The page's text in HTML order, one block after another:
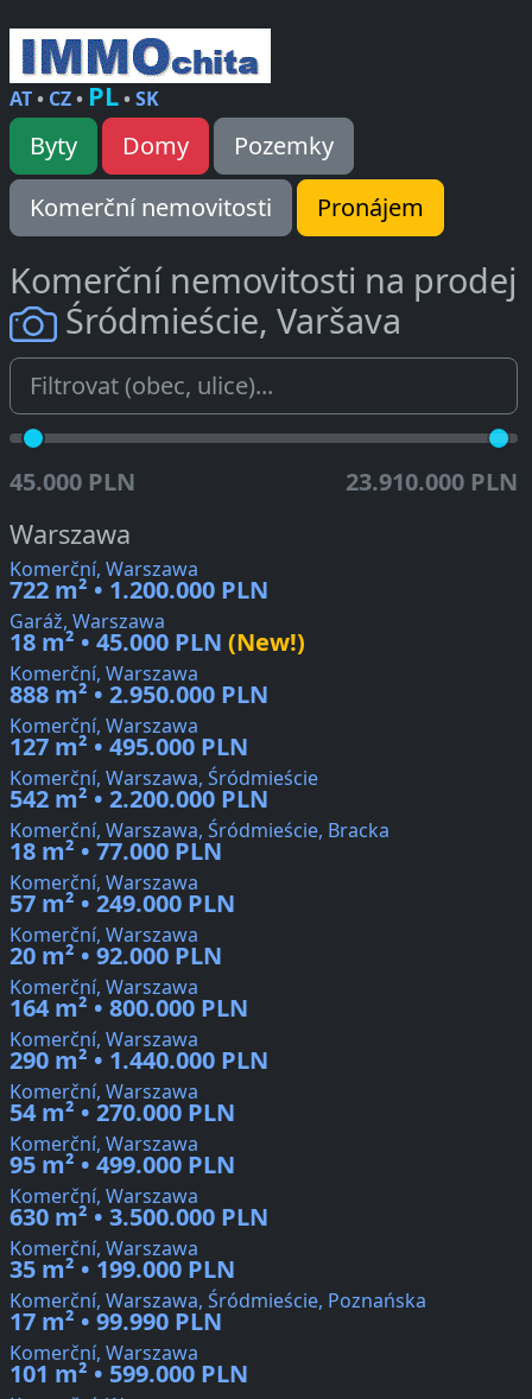
AT• CZ• PL•SK
Byty Domy
Pozemky
Komerční nemovitosti
Pronájem
Komerční nemovitosti na prodej
Śródmieście, Varšava
45.000 PLN 23.910.000 PLN
Warszawa
Komerční, Warszawa
722 m² • 1.200.000 PLN
Garáž, Warszawa
18 m² • 45.000 PLN (New!)
Komerční, Warszawa
888 m² • 2.950.000 PLN
Komerční, Warszawa
127 m² • 495.000 PLN
Komerční, Warszawa, Śródmieście
542 m² • 2.200.000 PLN
Komerční, Warszawa, Śródmieście, Bracka
18 m² • 77.000 PLN
Komerční, Warszawa
57 m² • 249.000 PLN
Komerční, Warszawa
20 m² • 92.000 PLN
Komerční, Warszawa
164 m² • 800.000 PLN
Komerční, Warszawa
290 m² • 1.440.000 PLN
Komerční, Warszawa
54 m² • 270.000 PLN
Komerční, Warszawa
95 m² • 499.000 PLN
Komerční, Warszawa
630 m² • 3.500.000 PLN
Komerční, Warszawa
35 m² • 199.000 PLN
Komerční, Warszawa, Śródmieście, Poznańska
17 m² • 99.990 PLN
Komerční, Warszawa
101 m² • 599.000 PLN